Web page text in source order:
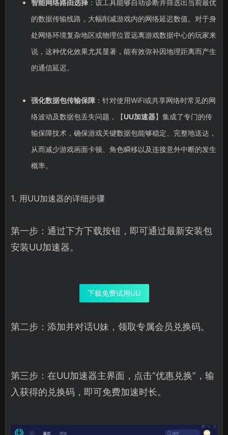
智能网络路由选择：该工具能够自动诊断并筛选出当前最优
的数据传输线路，大幅削减游戏内的网络延迟数值。对于身
处网络环境复杂地区或物理位置远离游戏数据中心的玩家来
说，这种优化效果尤其显著，能有效弥补因地理距离而产生
的通信延迟。
强化数据包传输保障：针对使用WiFi或共享网络时常见的网
络波动及数据包丢失问题，【UU加速器】集成了专门的传
输保障技术，确保游戏关键数据包能够稳定、完整地送达，
从而减少游戏画面卡顿、角色瞬移以及连接意外中断的发生
概率。
1. 用UU加速器的详细步骤
第一步：通过下方下载按钮，即可通过最新安装包
安装UU加速器。
下载免费试用UU
第二步：添加并对话U妹，领取专属会员兑换码。
第三步：在UU加速器主界面，点击“优惠兑换”，输
入获得的兑换码，即可免费加速时长。